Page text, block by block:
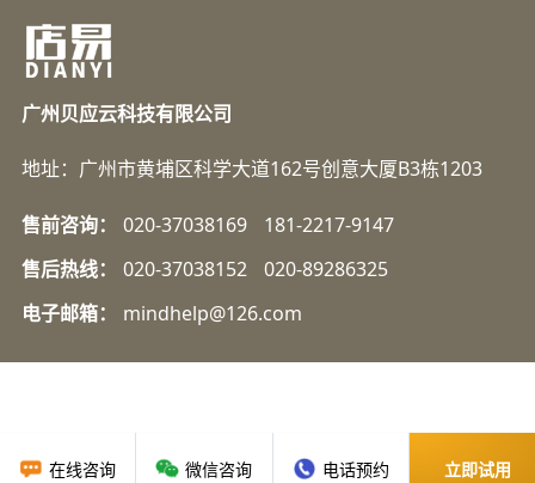
在线咨询 微信咨询 电话预约 立即试用
广州贝应云科技有限公司
地址：广州市黄埔区科学大道162号创意大厦B3栋1203
售前咨询： 020-37038169
181-2217-9147
售后热线：
020-37038152
020-89286325
电子邮箱：
mindhelp@126.com